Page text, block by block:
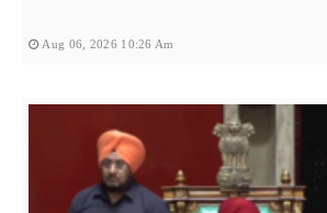
Aug 06, 2026 10:26 Am